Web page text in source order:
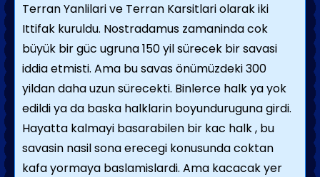
Terran Yanlilari ve Terran Karsitlari olarak iki
Ittifak kuruldu. Nostradamus zamaninda cok
büyük bir güc ugruna 150 yil sürecek bir savasi
iddia etmisti. Ama bu savas önümüzdeki 300
yildan daha uzun sürecekti. Binlerce halk ya yok
edildi ya da baska halklarin boyunduruguna girdi.
Hayatta kalmayi basarabilen bir kac halk , bu
savasin nasil sona erecegi konusunda coktan
kafa yormaya baslamislardi. Ama kacacak yer